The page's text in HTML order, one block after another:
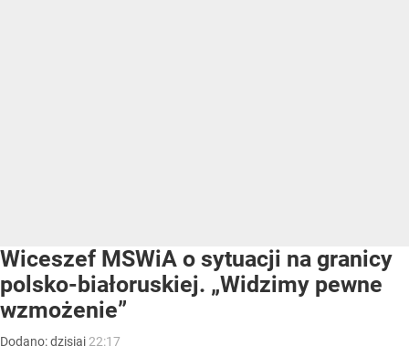
Wiceszef MSWiA o sytuacji na granicy
polsko-białoruskiej. „Widzimy pewne
wzmożenie”
Dodano:dzisiaj 22:17